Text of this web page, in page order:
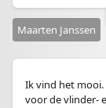
Maarten Janssen
Ik vind het mooi.
voor de vlinder-